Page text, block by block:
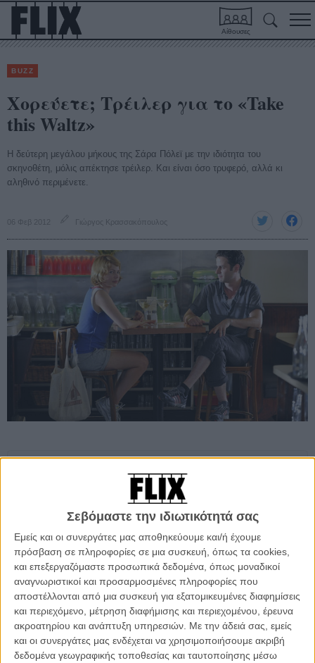
Σεβόμαστε την ιδιωτικότητά σας
Εμείς και οι συνεργάτες μας αποθηκεύουμε και/ή έχουμε
πρόσβαση σε πληροφορίες σε μια συσκευή, όπως τα cookies,
και επεξεργαζόμαστε προσωπικά δεδομένα, όπως μοναδικοί
αναγνωριστικοί και προσαρμοσμένες πληροφορίες που
αποστέλλονται από μια συσκευή για εξατομικευμένες διαφημίσεις
και περιεχόμενο, μέτρηση διαφήμισης και περιεχομένου, έρευνα
ακροατηρίου και ανάπτυξη υπηρεσιών. Με την άδειά σας, εμείς
και οι συνεργάτες μας ενδέχεται να χρησιμοποιήσουμε ακριβή
δεδομένα γεωγραφικής τοποθεσίας και ταυτοποίησης μέσω
Αίθουσες
BUZZ
Χορεύετε; Τρέιλερ για το «Take
this Waltz»
Η δεύτερη μεγάλου μήκους της Σάρα Πόλεϊ με την ιδιότητα του
σκηνοθέτη, μόλις απέκτησε τρέιλερ. Και είναι όσο τρυφερό, αλλά κι
αληθινό περιμένετε.
06 Φεβ 2012 Γιώργος Κρασσακόπουλος
Προσθέστε το Flix στις προτιμήσεις σας στο
Google
Ο Σεθ Ρόγκεν δείχνει την καινούρια λεπτή φιγούρα του και η Μισέλ
Γουίλιαμς το σταθερά εξελισσόμενο ταλέντο της σε αυτή την ιστορία
ενός παντρεμένου ζευγαριού που ανακαλύπτει πως δεν είναι τα
μεγάλα δράματα, αλλά τα μικρά εμπόδια στο δρόμο μιας σχέσης
που ορίζουν την δύναμη και την διάρκειά της.
Η Μισέλ Γουίλιαμς βρίσκεται μπερδεμένη ανάμεσα στο σύζυγό της
και τα αισθήματά της απέναντι σε έναν άλλον άντρα που υποδύεται
ο Λουκ Κίρμπι.